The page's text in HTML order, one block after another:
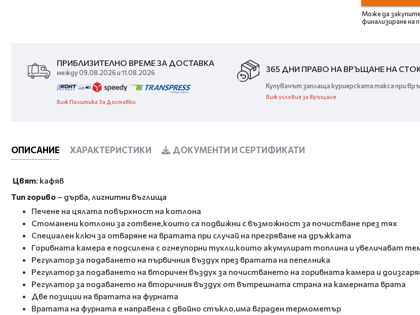
Може да закупите
финализиране на
ПРИБЛИЗИТЕЛНО ВРЕМЕ ЗА ДОСТАВКА
между 09.08.2026 и 11.08.2026
Виж Политика За Доставки
365 ДНИ ПРАВО НА ВРЪЩАНЕ НА
Купувачът заплаща куриерската такса при
Виж условия за връщане
ОПИСАНИЕ ХАРАКТЕРИСТИКИ ДОКУМЕНТИ И СЕРТИФИКАТИ
Цвят: кафяв
Тип гориво – дърва, лигнитни въглища
Печене на цялата повърхност на котлона
Стоманени котлони за готвене,които са подвижни с възможност за почистване през тях
Специален ключ за отваряне на вратата при случай на прегряване на дръжката
Горивната камера е подсилена с огнеупорни тухли,които акумулират топлина и увеличават
Регулатор за подаването на първичния въздух през вратата на пепелника
Регулатор за подаването на вторичен въздух за почистването на горивната камера и
Регулатор за подаването на вторичния въздух от вътрешната страна на камерната врата
Две позиции на вратата на фурната
Вратата на фурната е направена с двойно стъкло,има вграден термометър